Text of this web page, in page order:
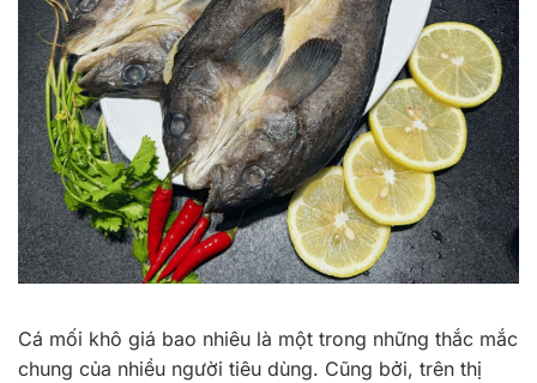
Cá mối khô giá bao nhiêu là một trong những thắc mắc
chung của nhiều người tiêu dùng. Cũng bởi, trên thị